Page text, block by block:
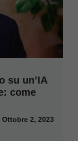
su un’IA
come
Ottobre 2, 2023